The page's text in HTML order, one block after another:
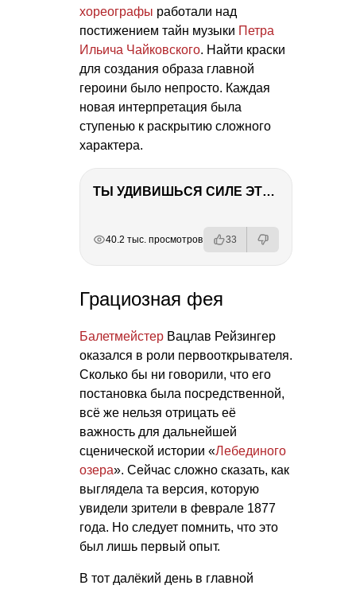
хореографы работали над
постижением тайн музыки Петра
Ильича Чайковского. Найти краски
для создания образа главной
героини было непросто. Каждая
новая интерпретация была
ступенью к раскрытию сложного
характера.
ТЫ УДИВИШЬСЯ СИЛЕ ЭТО ЧЕЛОВЕКА! Блог о нашей поездке в Вышний Волочек
40.2 тыс. просмотров 33
Грациозная фея
Балетмейстер Вацлав Рейзингер
оказался в роли первооткрывателя.
Сколько бы ни говорили, что его
постановка была посредственной,
всё же нельзя отрицать её
важность для дальнейшей
сценической истории «Лебединого
озера». Сейчас сложно сказать, как
выглядела та версия, которую
увидели зрители в феврале 1877
года. Но следует помнить, что это
был лишь первый опыт.
В тот далёкий день в главной